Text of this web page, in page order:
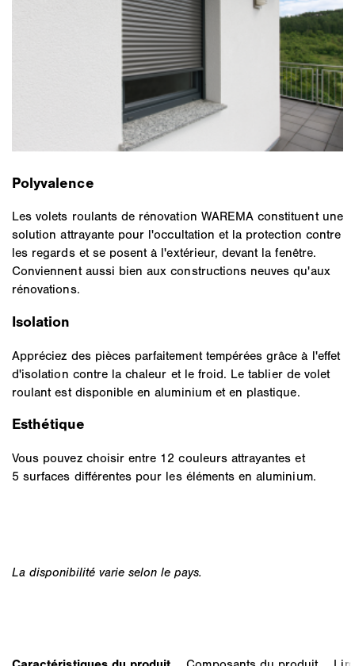
Polyvalence
Les volets roulants de rénovation WAREMA constituent une
solution attrayante pour l'occultation et la protection contre
les regards et se posent à l'extérieur, devant la fenêtre.
Conviennent aussi bien aux constructions neuves qu'aux
rénovations.
Isolation
Appréciez des pièces parfaitement tempérées grâce à l'effet
d'isolation contre la chaleur et le froid. Le tablier de volet
roulant est disponible en aluminium et en plastique.
Esthétique
Vous pouvez choisir entre 12 couleurs attrayantes et
5 surfaces différentes pour les éléments en aluminium.